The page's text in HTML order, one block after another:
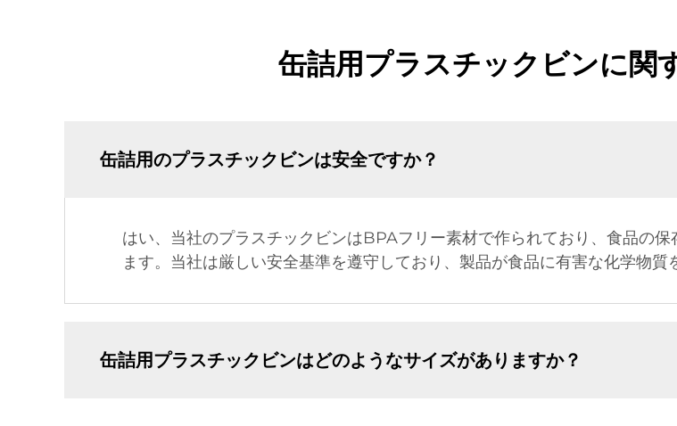
缶詰用プラスチックビンに関
缶詰用のプラスチックビンは安全ですか？
はい、当社のプラスチックビンはBPAフリー素材で作られており、食品の
ます。当社は厳しい安全基準を遵守しており、製品が食品に有害な化学物質
缶詰用プラスチックビンはどのようなサイズがありますか？